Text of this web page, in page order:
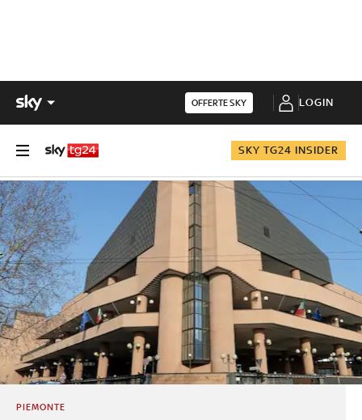
OFFERTE SKY LOGIN
SKY TG24 INSIDER
PIEMONTE